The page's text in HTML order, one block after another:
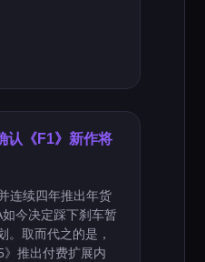
认《F1》新作将
连续四年推出年货
今决定踩下刹车暂
。取而代之的是，
推出付费扩展内